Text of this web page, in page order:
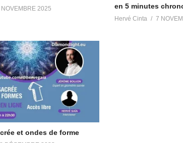
2025
en 5 minutes
Hervé Cinta 7
et ondes de forme